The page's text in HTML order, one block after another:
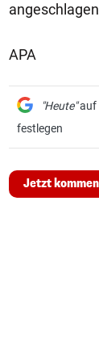
APA
"Heute"auf
festlegen
Jetzt